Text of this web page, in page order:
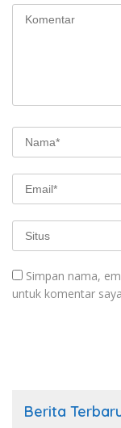
Simpan nama,
untuk komentar
Berita